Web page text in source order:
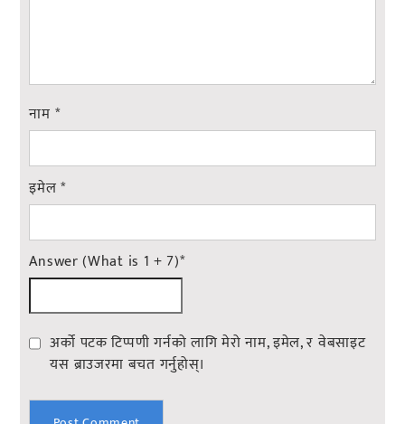
नाम *
इमेल*
Answer (What is 1 + 7)*
अर्को पटक टिप्पणी गर्नको लागि मेरो नाम, इमेल, र वेबसाइट
यस ब्राउजरमा बचत गर्नुहोस्।